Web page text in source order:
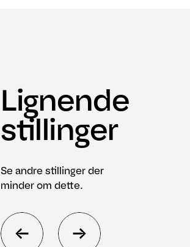
Lignende
stillinger
Se andre stillinger der
minder om dette.